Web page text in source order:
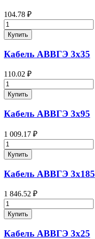
104.78 ₽
Купить
Кабель АВВГЭ 3х35
110.02 ₽
Купить
Кабель АВВГЭ 3х95
1 009.17 ₽
Купить
Кабель АВВГЭ 3х185
1 846.52 ₽
Купить
Кабель АВВГЭ 3х25